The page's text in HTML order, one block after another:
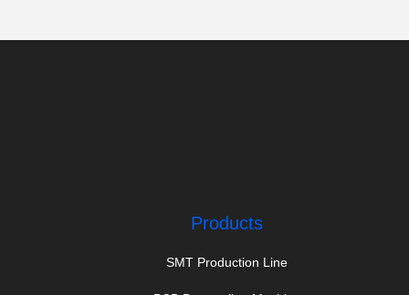
Products
SMT Production Line